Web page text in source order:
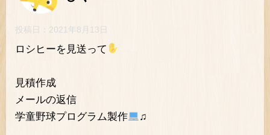
投稿日： 2021年8月13日
ロシヒーを見送って
見積作成
メールの返信
学童野球プログラム製作
♫